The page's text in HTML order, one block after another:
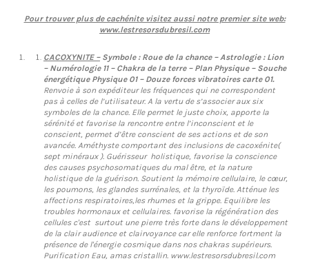
Pour trouver plus de cachénite visitez aussi notre premier site web:
www.lestresorsdubresil.com
CACOXYNITE –Symbole : Roue de la chance – Astrologie : Lion
– Numérologie 11 – Chakra de la terre – Plan Physique – Souche
énergétique Physique 01 – Douze forces vibratoires carte 01.
Renvoie à son expéditeur les fréquences qui ne correspondent
pas à celles de l’utilisateur. A la vertu de s’associer aux six
symboles de la chance. Elle permet le juste choix, apporte la
sérénité et favorise la rencontre entre l’inconscient et le
conscient, permet d’être conscient de ses actions et de son
avancée. Améthyste comportant des inclusions de cacoxénite(
sept minéraux ). Guérisseur holistique, favorise la conscience
des causes psychosomatiques du mal être, et la nature
holistique de la guérison. Soutient la mémoire cellulaire, le cœur,
les poumons, les glandes surrénales, et la thyroïde. Atténue les
affections respiratoires,les rhumes et la grippe. Equilibre les
troubles hormonaux et cellulaires. favorise la régénération des
cellules c'est surtout une pierre très forte dans le développement
de la clair audience et clairvoyance car elle renforce fortment la
présence de l'énergie cosmique dans nos chakras supérieurs.
Purification Eau, amas cristallin. www.lestresorsdubresil.com